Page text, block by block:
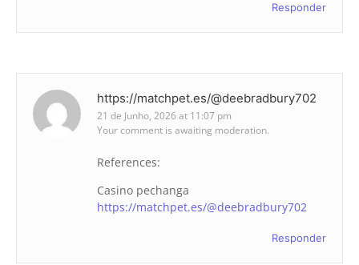
Responder
https://matchpet.es/@deebradbury702
21 de Junho, 2026 at 11:07 pm
Your comment is awaiting moderation.
References:
Casino pechanga
https://matchpet.es/@deebradbury702
Responder